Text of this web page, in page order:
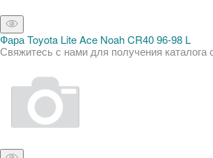
Фара Toyota Lite Ace Noah CR40 96-98 L
Свяжитесь с нами для получения каталога